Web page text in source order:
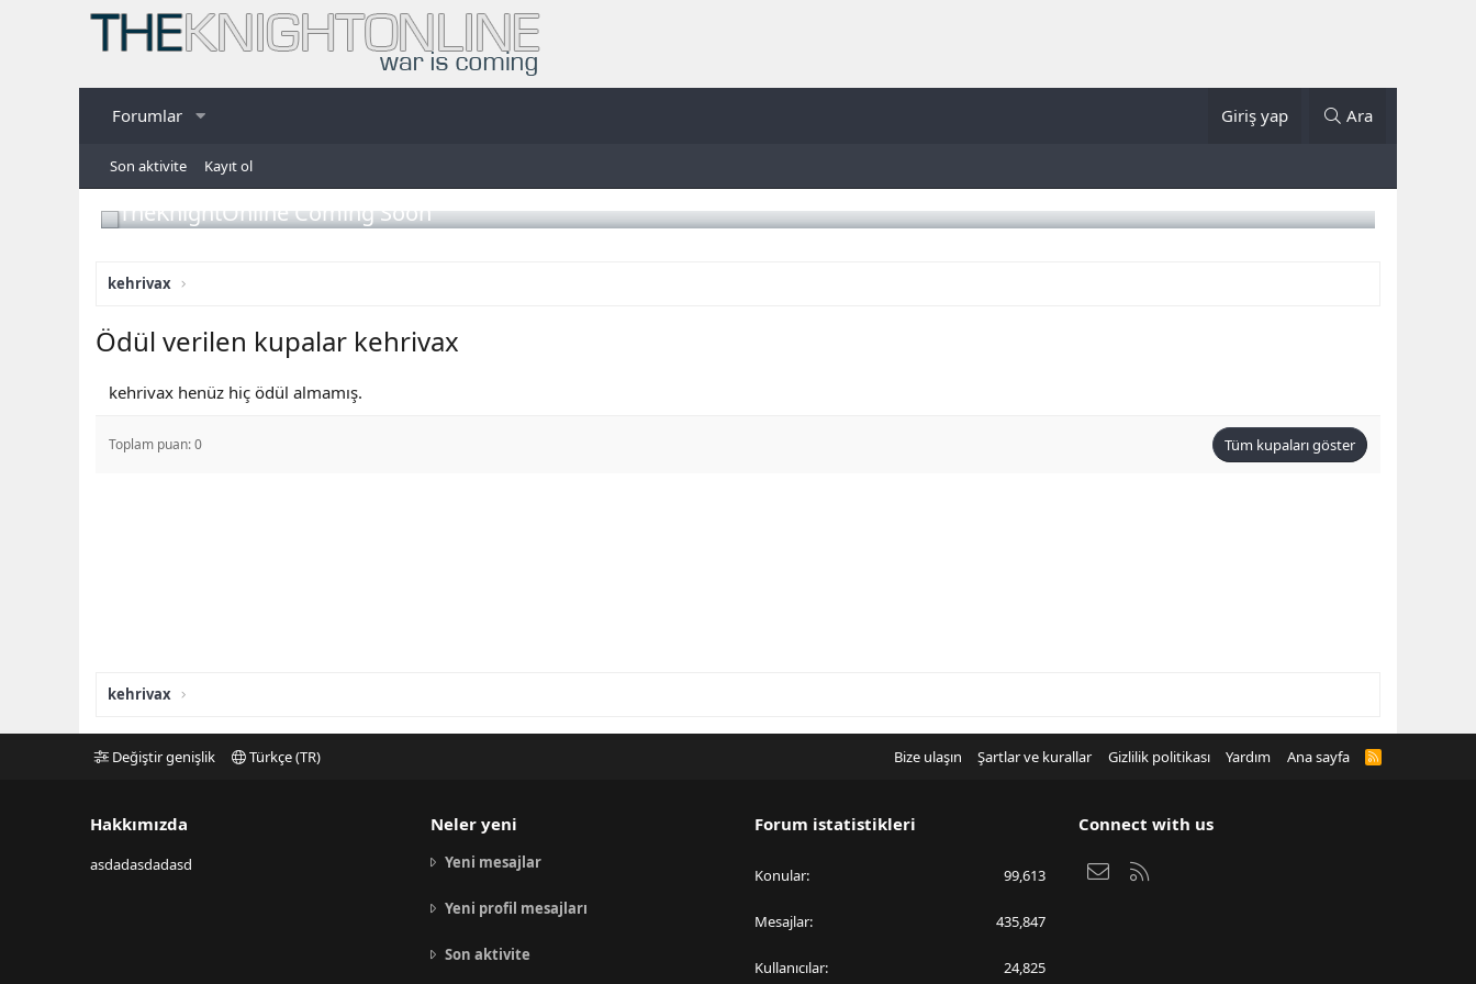
Forumlar Giriş yap Ara
Son aktivite Kayıt ol
TheKnightOnline Coming Soon
kehrivax
Ödül verilen kupalar kehrivax
kehrivax henüz hiç ödül almamış.
Toplam puan: 0 Tüm kupaları göster
kehrivax
Değiştir genişlik Türkçe (TR) Bize ulaşın Şartlar ve kurallar Gizlilik politikası Yardım Ana sayfa
R
Hakkımızda
asdadasdadasd
Neler yeni
Yeni mesajlar
Yeni profil mesajları
Son aktivite
Forum istatistikleri
Konular 99,613
Mesajlar 435,847
Kullanıcılar 24,825
Connect with us
Bize ulaşın